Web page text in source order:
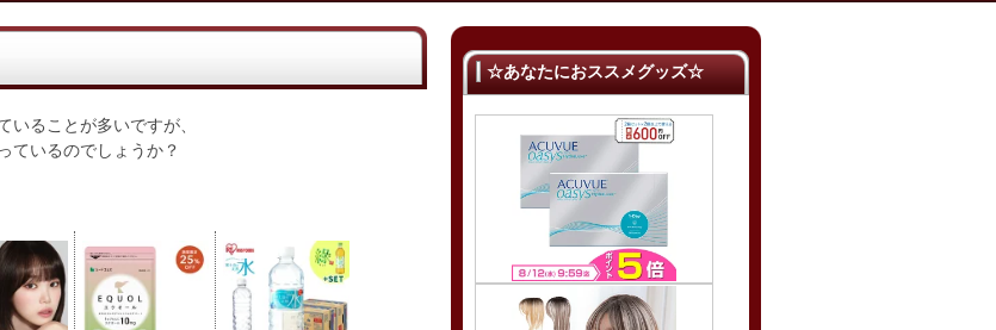
ることが多いですが、
ているのでしょうか？
☆あなたにおススメグッズ☆